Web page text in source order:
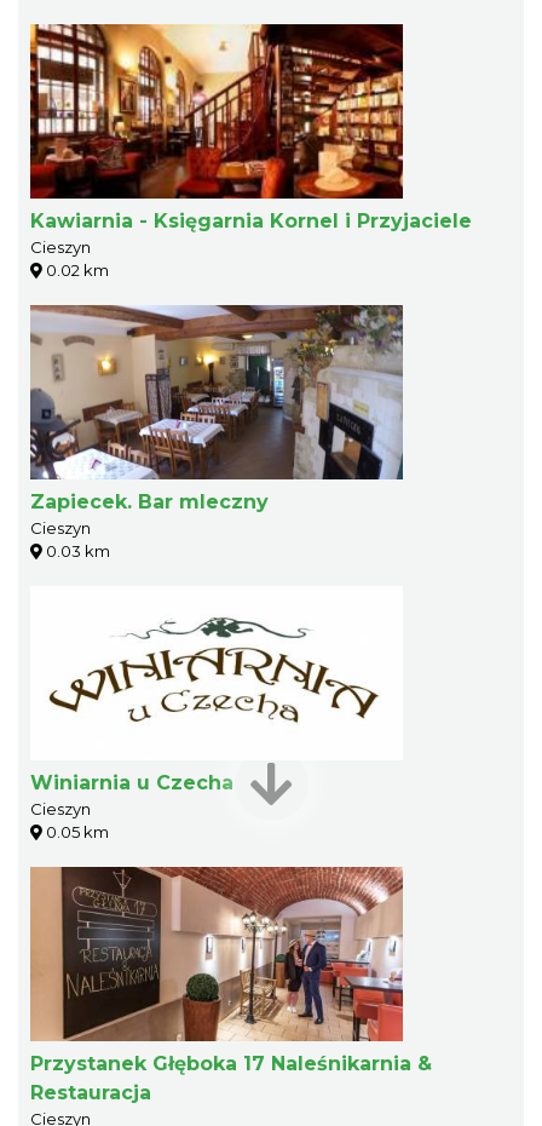
Kawiarnia - Księgarnia Kornel i Przyjaciele
Cieszyn
0.02 km
Zapiecek. Bar mleczny
Cieszyn
0.03 km
Winiarnia u Czecha
Cieszyn
0.05 km
Przystanek Głęboka 17 Naleśnikarnia &
Restauracja
Cieszyn